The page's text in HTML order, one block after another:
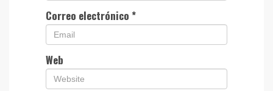
Correo electrónico *
Web